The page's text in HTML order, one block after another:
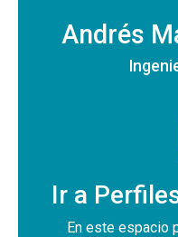
Andrés
Ir a
En este espacio